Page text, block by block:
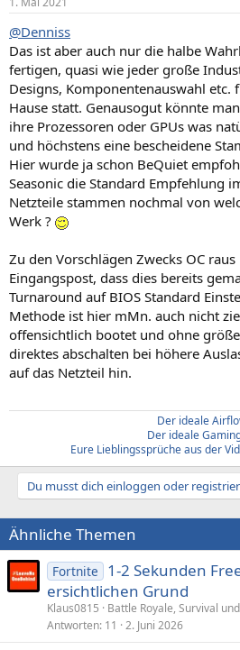
@Denniss
Das ist aber auch nur die halbe
fertigen, quasi wie jeder große
Designs, Komponentenauswahl etc.
Hause statt. Genausogut könnte
ihre Prozessoren oder GPUs was
und höchstens eine bescheidene
Hier wurde ja schon BeQuiet
Seasonic die Standard Empfehlung
Netzteile stammen nochmal von
Werk ?
Zu den Vorschlägen Zwecks OC
Eingangspost, dass dies bereits
Turnaround auf BIOS Standard
Methode ist hier mMn. auch nicht
offensichtlich bootet und ohne
direktes abschalten bei höhere
auf das Netzteil hin.
Der ideale
Der ideale
Eure Lieblingssprüche aus der
Du musst dich einloggen oder
Ähnliche Themen
Fortnite
1-2 Sekunden
ersichtlichen Grund
Klaus0815
Battle Royale, Survival
Antworten 11 2. Juni 2026